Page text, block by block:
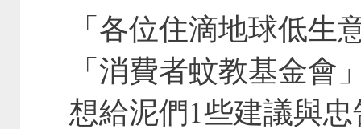
「各位住滴地球低生
「消費者蚊教基金
想給泥們1些建議與